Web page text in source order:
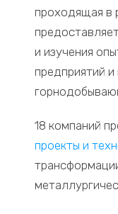
проходящая в
и изучения
предприятий
18 компаний
проекты и